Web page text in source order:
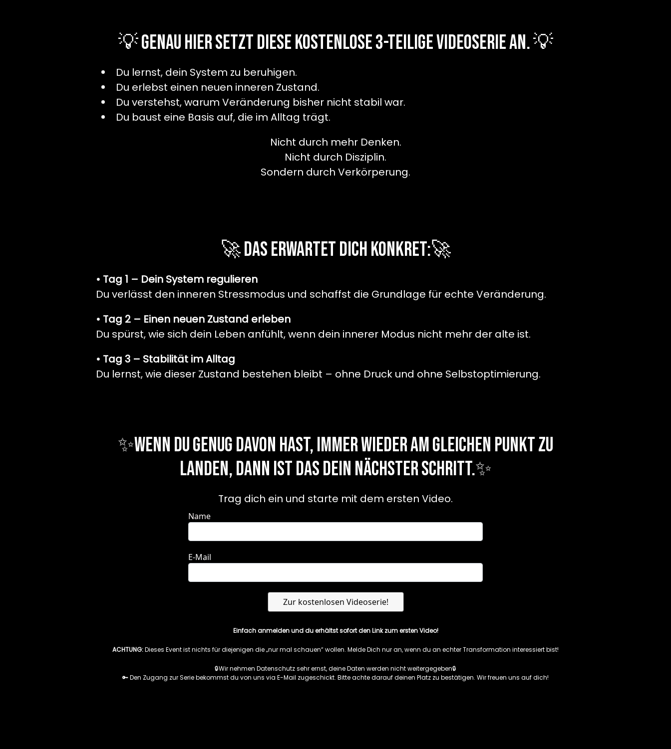
💡 Genau hier setzt diese kostenlose 3-teilige Videoserie an. 💡
Du lernst, dein System zu beruhigen.
Du erlebst einen neuen inneren Zustand.
Du verstehst, warum Veränderung bisher nicht stabil war.
Du baust eine Basis auf, die im Alltag trägt.
Nicht durch mehr Denken.
Nicht durch Disziplin.
Sondern durch Verkörperung.
🚀 Das erwartet dich konkret:🚀
• Tag 1 – Dein System regulieren
Du verlässt den inneren Stressmodus und schaffst die Grundlage für echte Veränderung.
• Tag 2 – Einen neuen Zustand erleben
Du spürst, wie sich dein Leben anfühlt, wenn dein innerer Modus nicht mehr der alte ist.
• Tag 3 – Stabilität im Alltag
Du lernst, wie dieser Zustand bestehen bleibt – ohne Druck und ohne Selbstoptimierung.
✨Wenn du genug davon hast, immer wieder am gleichen Punkt zu
landen, dann ist das dein nächster Schritt.✨
Trag dich ein und starte mit dem ersten Video.
Einfach anmelden und du erhältst sofort den Link zum ersten Video!
ACHTUNG:Dieses Event ist nichts für diejenigen die „nur mal schauen“ wollen. Melde Dich nur an, wenn du an echter Transformation interessiert bist!
🔒Wir nehmen Datenschutz sehr ernst, deine Daten werden nicht weitergegeben🔒
🔑 Den Zugang zur Serie bekommst du von uns via E-Mail zugeschickt. Bitte achte darauf deinen Platz zu bestätigen. Wir freuen uns auf dich!